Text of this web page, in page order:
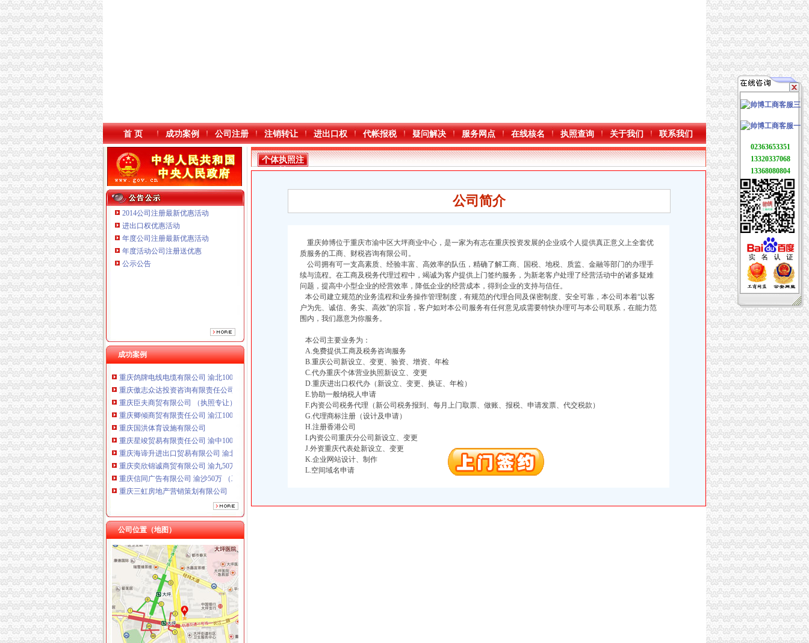
本站导航
首 页 成功案例 公司注册 注销转让 进出口权 代帐报税 疑问解决 服务网点 在线核名 执照查询 关于我们 联系我们
2014公司注册最新优惠活动
进出口权优惠活动
年度公司注册最新优惠活动
年度活动公司注册送优惠
公示公告
成功案例
重庆鸽牌电线电缆有限公司 渝北10010万 (进出口权)
重庆傲志众达投资咨询有限责任公司 渝九1000万 （增资）
重庆臣夫商贸有限公司 （执照专让）
重庆卿倾商贸有限责任公司 渝江100万 （工商注册）
重庆国洪体育设施有限公司
重庆星竣贸易有限责任公司 渝中100万 （进出口权）
重庆海谛升进出口贸易有限公司 渝北100万 （进出口权）
重庆奕欣锦诚商贸有限公司 渝九50万 （工商注册）
重庆信同广告有限公司 渝沙50万 （工商注册）
重庆三虹房地产营销策划有限公司
重庆宝鹰汽车销售有限公司
重庆鸽牌电线电缆有限公司 渝北10010万 (进出口权)
重庆傲志众达投资咨询有限责任公司 渝九1000万 （增资）
重庆臣夫商贸有限公司 （执照专让）
重庆国洪体育设施有限公司
重庆星竣贸易有限责任公司 渝中100万 （进出口权）
重庆海谛升进出口贸易有限公司 渝北100万 （进出口权）
重庆奕欣锦诚商贸有限公司 渝九50万 （工商注册）
重庆信同广告有限公司 渝沙50万 （工商注册）
重庆三虹房地产营销策划有限公司
重庆宝鹰汽车销售有限公司
公司位置（地图）
个体执照注销
工商个体户营业执照注销注意事项专业代办营业执照注销-爱喇叭网
我一年多前办理了个体户营业执照,一直也没用,现在想注销,怎样-
广州公司注销、个体户营业执照注销-广州瑞高财税顾问公司
成都锦江区个体营业执照注销-成都便民网
北京城市副中心个体户执照注销不再登报_未来网
成都华个体户执照注销办理你需要知道的政策内容-商务服务-成都商报
个体执照注
销
公司简介
重庆帅博位于重庆市渝中区大坪商业中心，是一家为有志在重庆投资发展的企业或个人提供真正意义上全套优
质服务的工商、财税咨询有限公司。
公司拥有可一支高素质、经验丰富、高效率的队伍，精确了解工商、国税、地税、质监、金融等部门的办理手
续与流程。在工商及税务代理过程中，竭诚为客户提供上门签约服务，为新老客户处理了经营活动中的诸多疑难
问题，提高中小型企业的经营效率，降低企业的经营成本，得到企业的支持与信任。
本公司建立规范的业务流程和业务操作管理制度，有规范的代理合同及保密制度、安全可靠，本公司本着“以客
户为先、诚信、务实、高效”的宗旨，客户如对本公司服务有任何意见或需要特快办理可与本公司联系，在能力范
围内，我们愿意为你服务。
本公司主要业务为：
A.免费提供工商及税务咨询服务
B.重庆公司新设立、变更、验资、增资、年检
C.代办重庆个体营业执照新设立、变更
D.重庆进出口权代办（新设立、变更、换证、年检）
E.协助一般纳税人申请
F.内资公司税务代理（新公司税务报到、每月上门取票、做账、报税、申请发票、代交税款）
G.代理商标注册（设计及申请）
H.注册香港公司
I.内资公司重庆分公司新设立、变更
J.外资重庆代表处新设立、变更
K.企业网站设计、制作
L.空间域名申请
02363653351
13320337068
13368080804